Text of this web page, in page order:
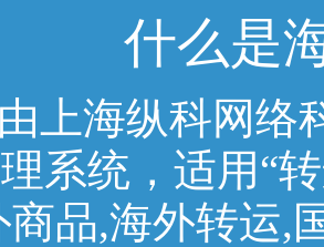
什么是
上海纵科网络
系统，适用“
品,海外转运,